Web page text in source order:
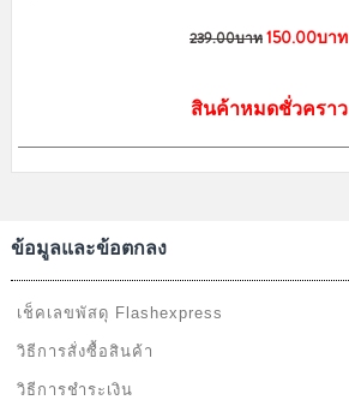
239.00บาท150.00บาท
สินค้าหมดชั่วคราว
ข้อมูลและข้อตกลง
เช็คเลขพัสดุ Flashexpress
วิธีการสั่งซื้อสินค้า
วิธีการชำระเงิน